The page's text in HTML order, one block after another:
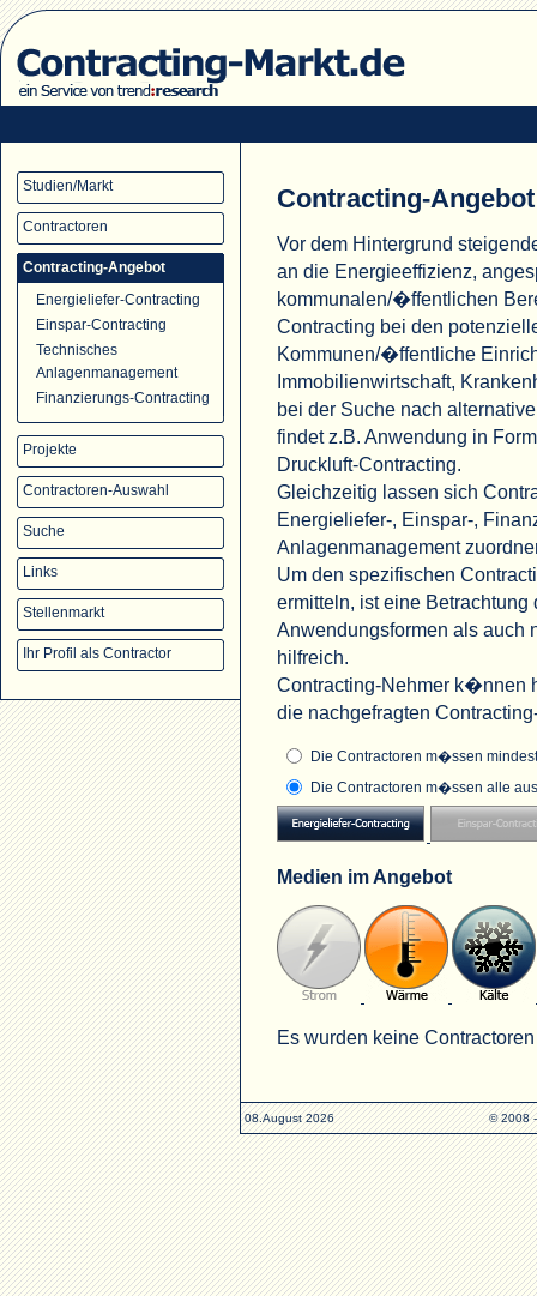
Studien/Markt
Contractoren
Contracting-Angebot
Energieliefer-Contracting
Einspar-Contracting
Technisches
Anlagenmanagement
Finanzierungs-Contracting
Projekte
Contractoren-Auswahl
Suche
Links
Stellenmarkt
Ihr Profil als Contractor
Contracting-Angebot
Vor dem Hintergrund
an die Energieeffizienz,
kommunalen/�ffentlichen
Contracting bei den
Kommunen/�ffentliche
Immobilienwirtschaft,
bei der Suche nach
findet z.B. Anwendung in
Druckluft-Contracting.
Gleichzeitig lassen sich
Energieliefer-, Einspar-,
Anlagenmanagement
Um den spezifischen
ermitteln, ist eine
Anwendungsformen als auch
hilfreich.
Contracting-Nehmer k�nnen
die nachgefragten
Die Contractoren m�ssen
Die Contractoren m�ssen alle
Medien im Angebot
Es wurden keine
08.August 2026 © 2008